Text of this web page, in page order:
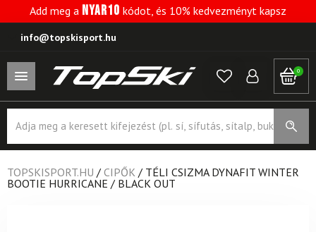
Add meg a NYAR10 kódot, és 10% kedvezményt kapsz
info@topskisport.hu
0
search
TOPSKISPORT.HU / CIPŐK / TÉLI CSIZMA DYNAFIT WINTER
BOOTIE HURRICANE / BLACK OUT